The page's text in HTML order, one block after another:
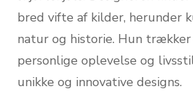
bred vifte af kilder, herunder
natur og historie. Hun trækker
personlige oplevelse og
unikke og innovative designs.